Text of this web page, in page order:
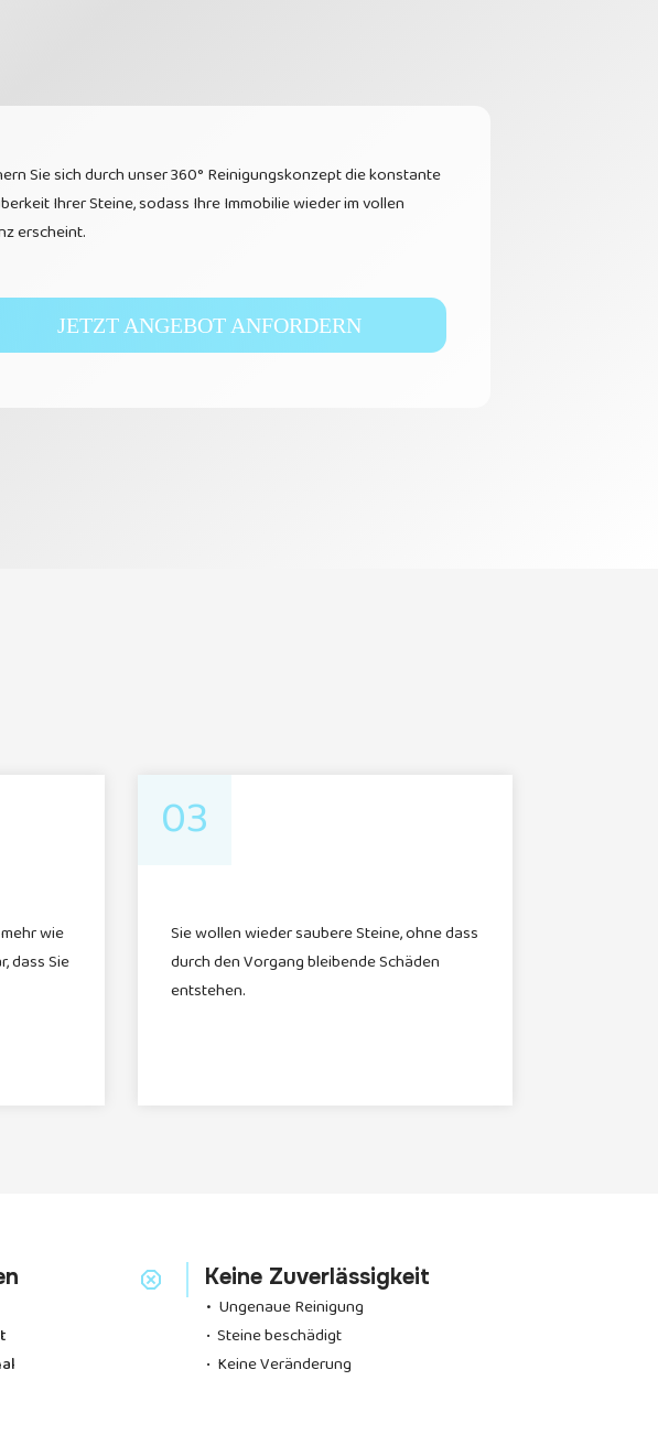
Sie sich durch unser 360° Reinigungskonzept die konstante
Ihrer Steine, sodass Ihre Immobilie wieder im vollen
erscheint.
JETZT ANGEBOT ANFORDERN
wie
dass Sie
03
Sie wollen wieder saubere Steine, ohne dass
durch den Vorgang bleibende Schäden
entstehen.
Keine Zuverlässigkeit
• Ungenaue Reinigung
• Steine beschädigt
• Keine Veränderung